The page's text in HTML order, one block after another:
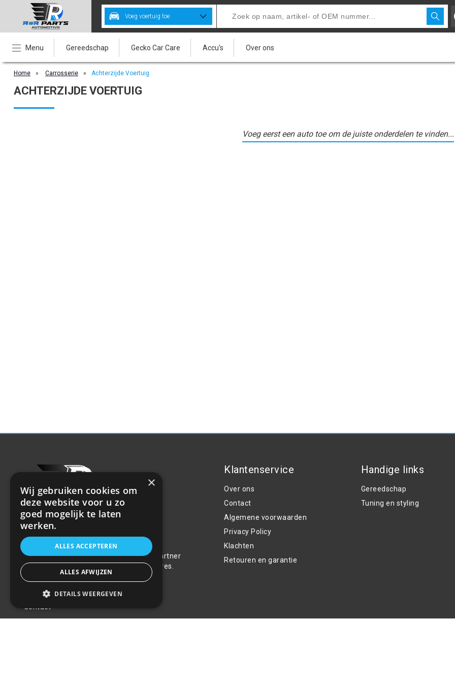
Voeg voertuig toe
Menu Gereedschap Gecko Car Care Accu's Over ons
Home » Carrosserie » Achterzijde Voertuig
ACHTERZIJDE VOERTUIG
Voeg eerst een auto toe om de juiste onderdelen te vinden...
Over ons
Welkom bij R&R Parts Automotive, uw partner
voor de aanschaf van alle auto accessoires.
Wij doen er alles aan de beste selectie,
Contact
Klantenservice
Over ons
Contact
Algemene voorwaarden
Privacy Policy
Klachten
Retouren en garantie
Handige links
Gereedschap
Tuning en styling
×
Wij gebruiken cookies om
deze website voor u zo
goed mogelijk te laten
werken.
ALLES ACCEPTEREN
ALLES AFWIJZEN
DETAILS WEERGEVEN